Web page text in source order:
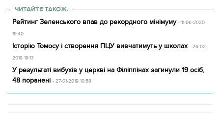
ЧИТАЙТЕ ТАКОЖ.
Рейтинг Зеленського впав до рекордного мінімуму - 11-06-2020
15:40
Історію Томосу і створення ПЦУ вивчатимуть у школах - 26-02-
2019 19:13
У результаті вибухів у церкві на Філіппінах загинули 19 осіб,
48 поранені - 27-01-2019 10:58